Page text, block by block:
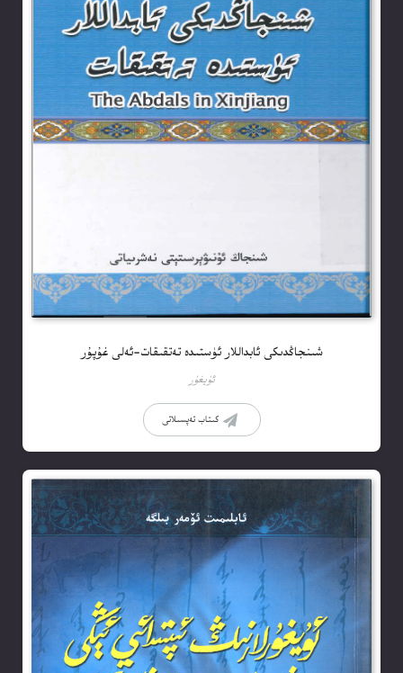
شىنجاڭدىكى ئابداللار ئۈستىدە تەتقىقات-ئەلى غۇپۇر
ئۇيغۇر
كىتاب تەپسىلاتى